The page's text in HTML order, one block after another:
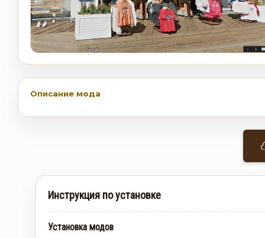
Описание мода
Инструкция по установке
Установка модов